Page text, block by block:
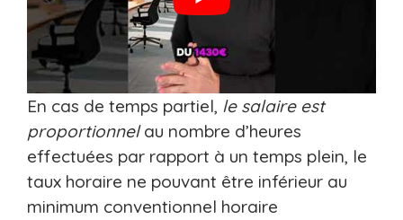
En cas de temps partiel, le salaire est
proportionnelau nombre d’heures
effectuées par rapport à un temps plein, le
taux horaire ne pouvant être inférieur au
minimum conventionnel horaire